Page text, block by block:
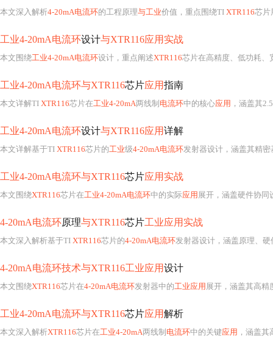
本文详解基于TIXTR116芯片的工业级4-20mA电流环 发射器设计，涵盖其精
工业4-20mA电流环与XTR116芯片应用实战
本文围绕XTR116芯片在工业4-20mA电流环中的实际应用展开，涵盖硬件协同
4-20mA电流环原理与XTR116芯片工业应用实战
本文深入解析基于TIXTR116芯片的4-20mA电流环发射器设计，涵盖原理、硬件选型（含PIC18F2585）、
4-20mA电流环技术与XTR116工业应用设计
本文围绕XTR116芯片在4-20mA电流环发射器中的工业应用展开，涵盖其高精
工业4-20mA电流环与XTR116芯片应用 解析
本文深入解析XTR116芯片在工业4-20mA两线制电流环中的关键 应用，涵盖其高精度基准、
4-20mA电流环工业应用与XTR116芯片设计 实战
本文深入解析4-20mA电流环在工业自动化中的核心优势，包括抗干扰、远距离传输
4-20mA电流环技术与XTR116工业应用指南
本文深入解析XTR116芯片在4-20mA电流环中的关键技术实现，涵盖其二线制
工业4-20mA电流环设计与XTR116芯片应用
本文详解基于TIXTR116芯片和Microchip PIC32MX795F512L MCU的工业4-